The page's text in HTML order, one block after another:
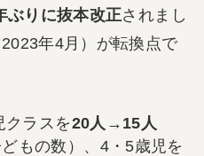
ぶりに抜本改正されまし
年4月）が転換点で
クラスを20人→15人
もの数）、4・5歳児を